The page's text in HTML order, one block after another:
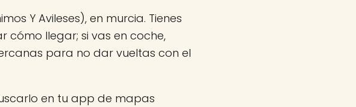
Y Avileses), en murcia. Tienes
llegar; si vas en coche,
para no dar vueltas con el
en tu app de mapas